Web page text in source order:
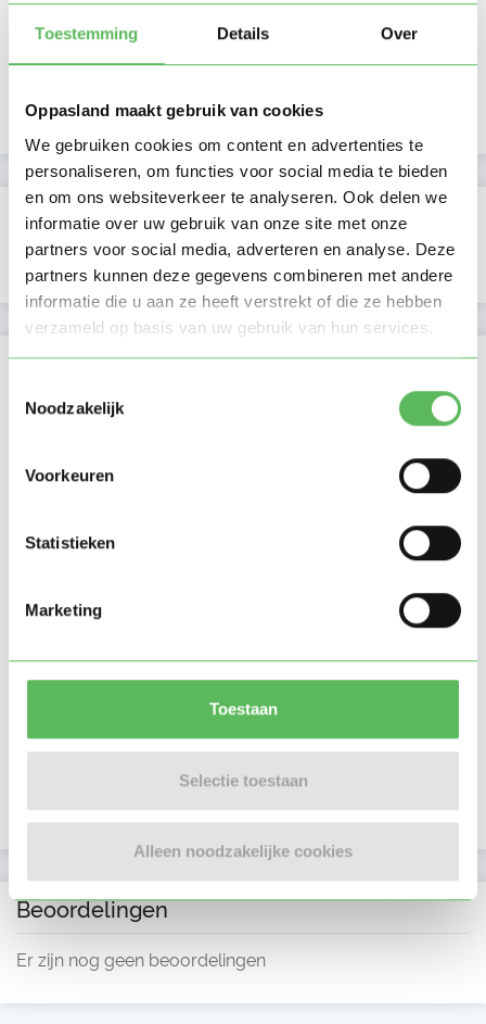
Toestemming Details Over
Oppasland maakt gebruik van cookies
We gebruiken cookies om content en advertenties te
personaliseren, om functies voor social media te bieden
en om ons websiteverkeer te analyseren. Ook delen we
informatie over uw gebruik van onze site met onze
partners voor social media, adverteren en analyse. Deze
partners kunnen deze gegevens combineren met andere
informatie die u aan ze heeft verstrekt of die ze hebben
verzameld op basis van uw gebruik van hun services.
Noodzakelijk
Voorkeuren
Statistieken
Marketing
Toestaan
Selectie toestaan
Alleen noodzakelijke cookies
Laatste activiteit 18-07-2025
Lid sinds 28-06-2025
Profiel bijgewerkt
Verificaties
E-mailadres is geverifieerd
Locatie oppasadres (Rotterdam)
Beoordelingen
Er zijn nog geen beoordelingen